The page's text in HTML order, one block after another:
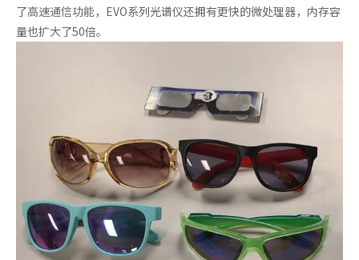
了高速通信功能，EVO系列光谱仪还拥有更快的微处理器，内存容
量也扩大了50倍。